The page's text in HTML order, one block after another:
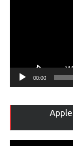
00:00